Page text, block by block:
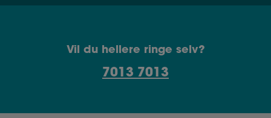
Vil du hellere ringe selv?
7013 7013